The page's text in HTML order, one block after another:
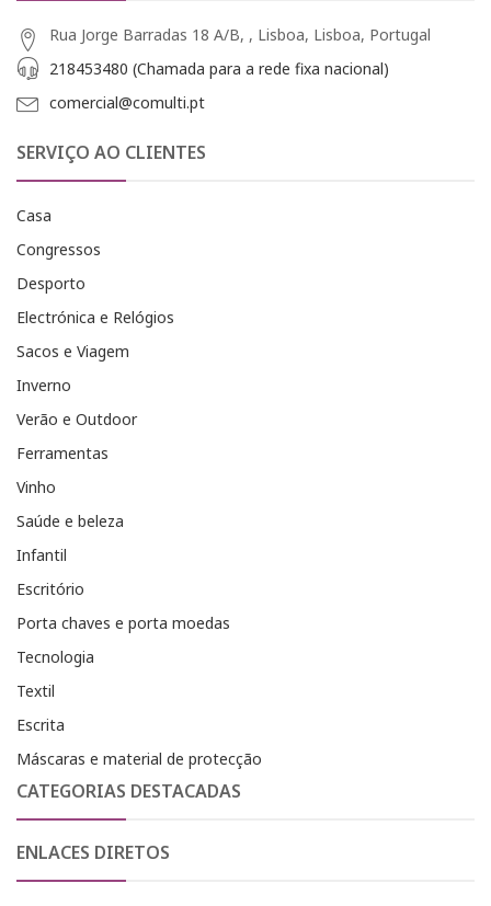
Rua Jorge Barradas 18 A/B, , Lisboa, Lisboa, Portugal
218453480 (Chamada para a rede fixa nacional)
comercial@comulti.pt
SERVIÇO AO CLIENTES
Casa
Congressos
Desporto
Electrónica e Relógios
Sacos e Viagem
Inverno
Verão e Outdoor
Ferramentas
Vinho
Saúde e beleza
Infantil
Escritório
Porta chaves e porta moedas
Tecnologia
Textil
Escrita
Máscaras e material de protecção
CATEGORIAS DESTACADAS
ENLACES DIRETOS